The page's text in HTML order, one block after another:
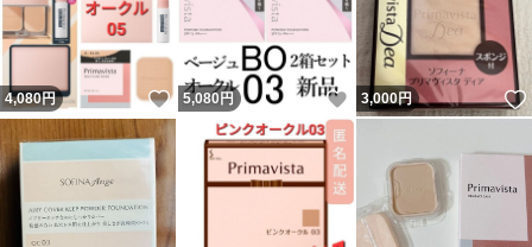
4,080円 いいね！
5,080 円 いいね！
3,000円